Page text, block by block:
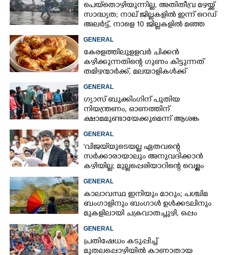
പെയ്തൊഴിയുന്നില്ല, അതിതീവ്ര മഴയ്ക്ക്
സാദ്ധ്യത;​ നാല് ജില്ലകളിൽ ഇന്ന് റെഡ്
അലർട്ട്,​ നാളെ 10 ജില്ലകളിൽ മഞ്ഞ
GENERAL
കേരളത്തിലുളളവർ ചിക്കൻ
കഴിക്കുന്നതിന്റെ ഗുണം കിട്ടുന്നത്
തമിഴന്മാർക്ക്, മലയാളികൾക്ക്
GENERAL
ഗ്യാസ് ബുക്കിംഗിന് പുതിയ
നിയന്ത്രണം, ഓണത്തിന്
ക്ഷാമമുണ്ടായേക്കുമെന്ന് ആശങ്ക
GENERAL
'വിജയ്‌യുടെയല്ല ഏതവന്റെ
സർക്കാരായാലും അനുവദിക്കാൻ
കഴിയില്ല; മുല്ലപ്പെരിയാറിന്റെ വെള്ളം
GENERAL
കാലാവസ്ഥ ഇനിയും മാറും; പശ്ചിമ
ബംഗാളിനും ബംഗാൾ ഉൾക്കടലിനും
മുകളിലായി ചക്രവാതച്ചുഴി, ഒപ്പം
GENERAL
പ്രതിഷേധം കടുപ്പിച്ച്
മുതലപ്പൊഴിയിൽ കാണാതായ